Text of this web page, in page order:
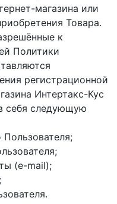
магазина или
Товара.
к
Политики
регистрационной
Интертакс-Кус
себя следующую
(e-mail);